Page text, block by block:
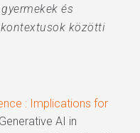
és
közötti
: Implications for
AI in